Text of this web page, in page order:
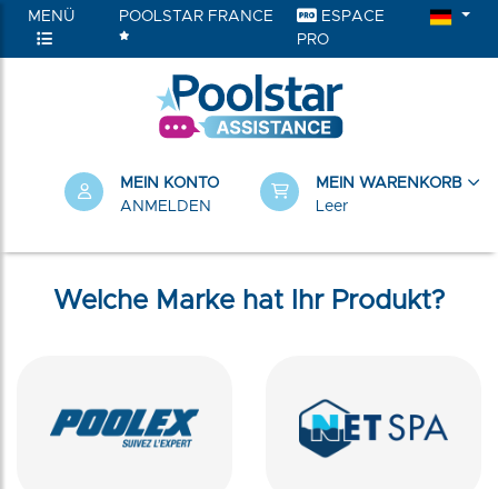
MENÜ POOLSTAR FRANCE
ESPACE
PRO
MEIN KONTO
ANMELDEN
MEIN WARENKORB
Leer
Welche Marke hat Ihr Produkt?